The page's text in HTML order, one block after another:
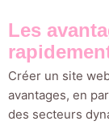
Les
Créer un site
avantages, en
des secteurs